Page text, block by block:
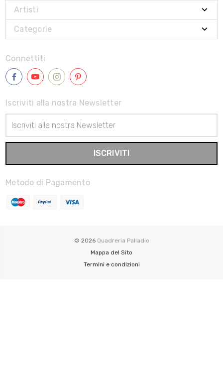
Artisti
Categorie
Connettiti
Iscriviti alla nostra Newsletter
Email
Metodo di Pagamento
© 2026 Quadreria Palladio
Mappa del Sito
Termini e condizioni